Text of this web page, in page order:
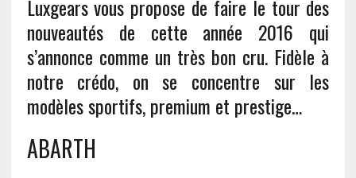
Luxgears vous propose de faire le tour des
nouveautés de cette année 2016 qui
s’annonce comme un très bon cru. Fidèle à
notre crédo, on se concentre sur les
modèles sportifs, premium et prestige…
ABARTH